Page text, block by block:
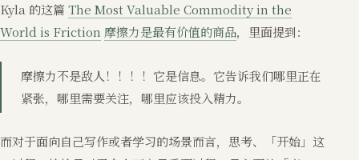
Kyla 的这篇The Most Valuable Commodity in the
World is Friction 摩擦力是最有价值的商品，里面提到：
摩擦力不是敌人！！！！它是信息。它告诉我们哪里正在
紧张，哪里需要关注，哪里应该投入精力。
而对于面向自己写作或者学习的场景而言，思考、「开始」这